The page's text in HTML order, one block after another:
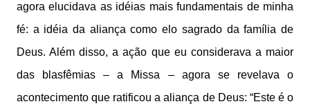
agora elucidava as idéias mais fundamentais de minha
fé: a idéia da aliança como elo sagrado da família de
Deus. Além disso, a ação que eu considerava a maior
das blasfêmias – a Missa – agora se revelava o
acontecimento que ratificou a aliança de Deus: “Este é o